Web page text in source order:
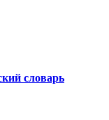
словарь